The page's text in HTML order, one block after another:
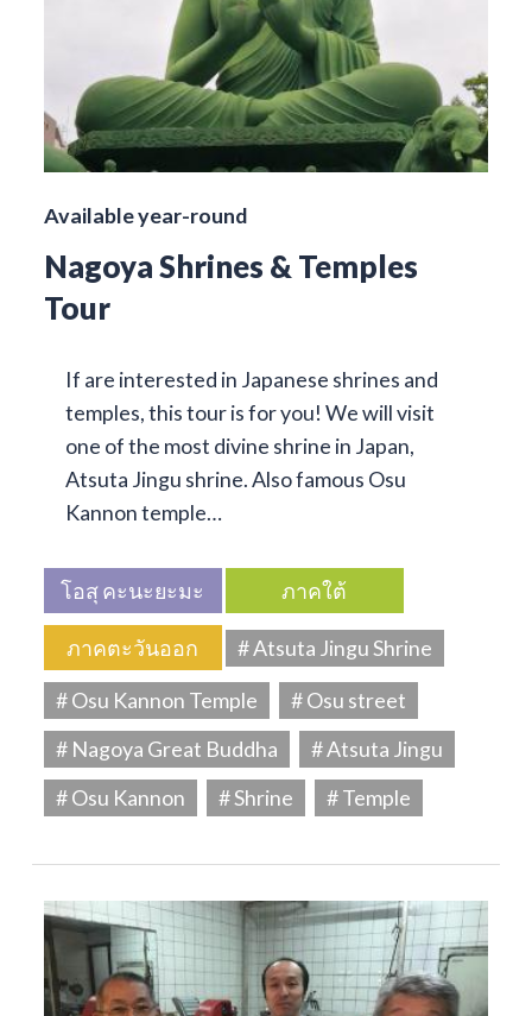
Available year-round
Nagoya Shrines & Temples
Tour
If are interested in Japanese shrines and
temples, this tour is for you! We will visit
one of the most divine shrine in Japan,
Atsuta Jingu shrine. Also famous Osu
Kannon temple…
โอสุ คะนะยะมะ ภาคใต้
ภาคตะวันออก
# Atsuta Jingu Shrine
# Osu Kannon Temple
# Osu street
# Nagoya Great Buddha
# Atsuta Jingu
# Osu Kannon
# Shrine # Temple